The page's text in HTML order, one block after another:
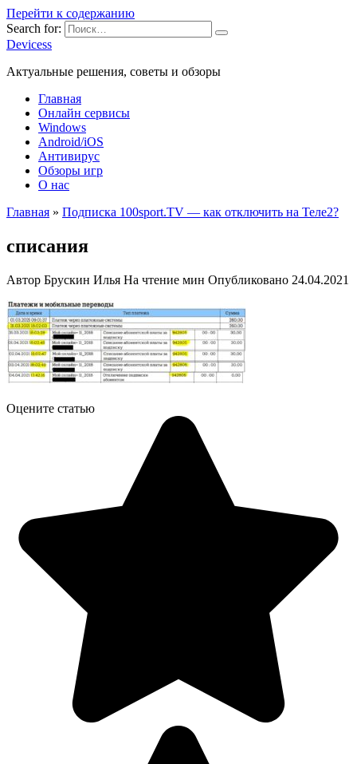
Перейти к содержанию
Search for:
Devicess
Актуальные решения, советы и обзоры
Главная
Онлайн сервисы
Windows
Android/iOS
Антивирус
Обзоры игр
О нас
Главная » Подписка 100sport.TV — как отключить на Теле2?
списания
Автор Брускин Илья На чтение мин Опубликовано 24.04.2021
Оцените статью